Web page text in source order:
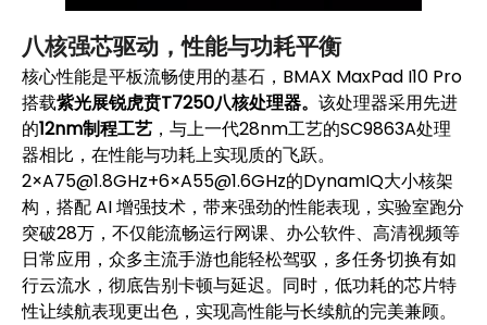
八核强芯驱动，性能与功耗平衡
核心性能是平板流畅使用的基石，BMAX MaxPad I10 Pro
搭载紫光展锐虎贲T7250八核处理器。 该处理器采用先进
的12nm制程工艺 ，与上一代28nm工艺的SC9863A处理
器相比，在性能与功耗上实现质的飞跃。
2×A75@1.8GHz+6×A55@1.6GHz的DynamIQ大小核架
构，搭配 AI 增强技术，带来强劲的性能表现，实验室跑分
突破28万，不仅能流畅运行网课、办公软件、高清视频等
日常应用，众多主流手游也能轻松驾驭，多任务切换有如
行云流水，彻底告别卡顿与延迟。同时，低功耗的芯片特
性让续航表现更出色，实现高性能与长续航的完美兼顾。